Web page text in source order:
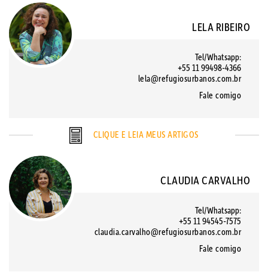
LELA RIBEIRO
Tel/Whatsapp:
+55 11 99498-4366
lela@refugiosurbanos.com.br
Fale comigo
CLIQUE E LEIA MEUS ARTIGOS
CLAUDIA CARVALHO
Tel/Whatsapp:
+55 11 94545-7575
claudia.carvalho@refugiosurbanos.com.br
Fale comigo